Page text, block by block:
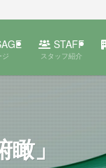
ジ
STAFF
スタッフ紹介
瞰」